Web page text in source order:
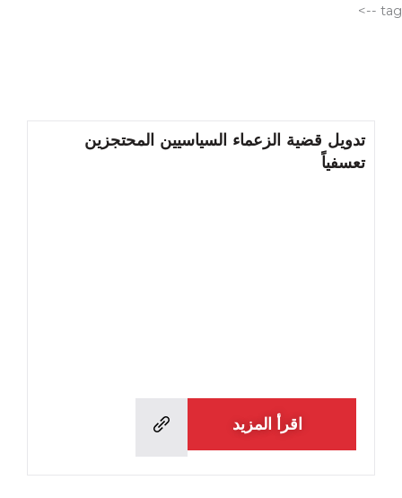
tag -->
تدويل قضية الزعماء السياسيين المحتجزين
تعسفياً
اقرأ المزيد